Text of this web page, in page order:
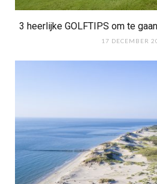
3 heerlijke GOLFTIPS om te
17 DECEMBER